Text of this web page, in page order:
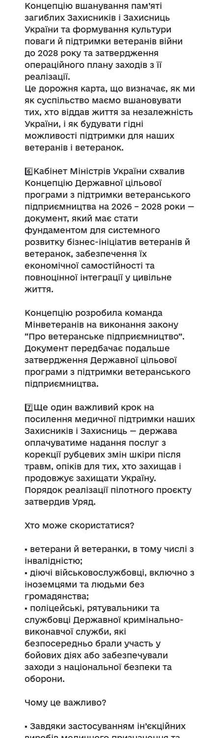
Концепцію вшанування пам’яті
загиблих Захисників і Захисниць
України та формування культури
поваги й підтримки ветеранів війни
до 2028 року та затвердження
операційного плану заходів з її
реалізації.
Це дорожня карта, що визначає, як ми
як суспільство маємо вшановувати
тих, хто віддав життя за незалежність
України, і як будувати гідні
можливості підтримки для наших
ветеранів і ветеранок.
6️⃣Кабінет Міністрів України схвалив
Концепцію Державної цільової
програми з підтримки ветеранського
підприємництва на 2026 – 2028 роки —
документ, який має стати
фундаментом для системного
розвитку бізнес-ініціатив ветеранів й
ветеранок, забезпечення їх
економічної самостійності та
повноцінної інтеграції у цивільне
життя.
Концепцію розробила команда
Мінветеранів на виконання закону
“Про ветеранське підприємництво”.
Документ передбачає подальше
затвердження Державної цільової
програми з підтримки ветеранського
підприємництва.
7️⃣Ще один важливий крок на
посилення медичної підтримки наших
Захисників і Захисниць — держава
оплачуватиме надання послуг з
корекції рубцевих змін шкіри після
травм, опіків для тих, хто захищав і
продовжує захищати Україну.
Порядок реалізації пілотного проєкту
затвердив Уряд.
Хто може скористатися?
▪️ ветерани й ветеранки, в тому числі з
інвалідністю;
▪️ діючі військовослужбовці, включно з
іноземцями та людьми без
громадянства;
▪️ поліцейські, рятувальники та
службовці Державної кримінально-
виконавчої служби, які
безпосередньо брали участь у
бойових діях або забезпечували
заходи з національної безпеки та
оборони.
Чому це важливо?
▪️ Завдяки застосуванням ін’єкційних